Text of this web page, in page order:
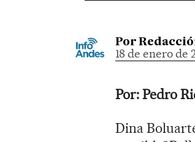
Por
18 de enero de
Por: Pedro
Dina